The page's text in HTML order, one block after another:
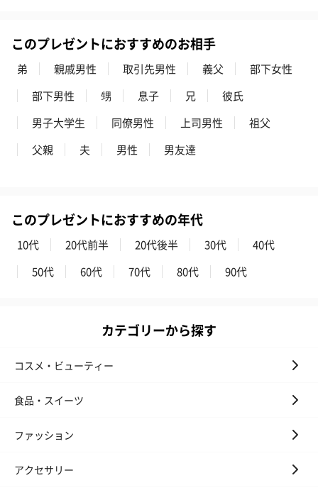
（880円）
お酒
お酒を同梱してお届けいたします。
プレミアムビール イネ
実楽山田錦 特別純米
おつまみ・その他
す。
このプレゼントにおすすめのお相手
弟 親戚男性 取引先男性 義父
部下女性
部下男性
甥 息子 兄
彼氏
男子大学生
同僚男性 上司男性
祖父
父親
夫 男性 男友達
このプレゼントにおすすめの年代
10代 20代前半 20代後半 30代
40代
50代
60代 70代 80代 90代
カテゴリーから探す
コスメ・ビューティー
食品・スイーツ
ファッション
アクセサリー